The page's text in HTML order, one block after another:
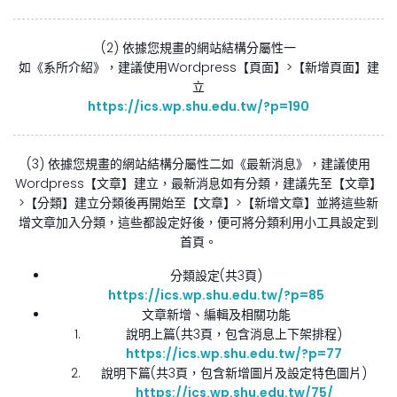
(2) 依據您規畫的網站結構分屬性一
如《系所介紹》，建議使用Wordpress【頁面】>【新增頁面】建
立
https://ics.wp.shu.edu.tw/?p=190
(3) 依據您規畫的網站結構分屬性二如《最新消息》，建議使用
Wordpress【文章】建立，最新消息如有分類，建議先至【文章】
>【分類】建立分類後再開始至【文章】>【新增文章】並將這些新
增文章加入分類，這些都設定好後，便可將分類利用小工具設定到
首頁。
分類設定(共3頁)
https://ics.wp.shu.edu.tw/?p=85
文章新增、編輯及相關功能
說明上篇(共3頁，包含消息上下架排程)
https://ics.wp.shu.edu.tw/?p=77
說明下篇(共3頁，包含新增圖片及設定特色圖片)
https://ics.wp.shu.edu.tw/75/